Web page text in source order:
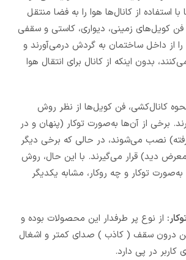
استفاده از کانال‌ها هوا را به فضا منتقل
فن کویل‌های زمینی، دیواری، کاستی و سقفی
از داخل ساختمان به گردش درمی‌آورند و
بدون اینکه از کانال برای انتقال هوا
کانال‌کشی، فن کویل‌ها از نظر روش
برخی از آن‌ها به‌صورت توکار (پنهان و در
نصب می‌شوند، در حالی که برخی دیگر
دید) قرار می‌گیرند. با این حال، روش
توکار و چه روکار، مشابه یکدیگر
از نوع پر طرفدار این محصولات بوده و
درون سقف ( کاذب ) صدای کمتر و اشغال
کاربر در پی دارد.